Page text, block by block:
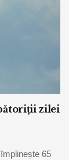
zilei
65